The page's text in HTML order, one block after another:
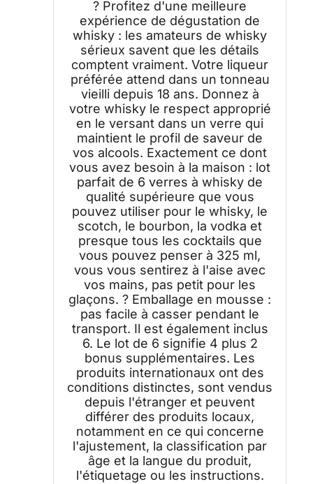
rhum, bar (mixte)
? Profitez d'une meilleure
expérience de dégustation de
whisky : les amateurs de whisky
sérieux savent que les détails
comptent vraiment. Votre liqueur
préférée attend dans un tonneau
vieilli depuis 18 ans. Donnez à
votre whisky le respect approprié
en le versant dans un verre qui
maintient le profil de saveur de
vos alcools. Exactement ce dont
vous avez besoin à la maison : lot
parfait de 6 verres à whisky de
qualité supérieure que vous
pouvez utiliser pour le whisky, le
scotch, le bourbon, la vodka et
presque tous les cocktails que
vous pouvez penser à 325 ml,
vous vous sentirez à l'aise avec
vos mains, pas petit pour les
glaçons. ? Emballage en mousse :
pas facile à casser pendant le
transport. Il est également inclus
6. Le lot de 6 signifie 4 plus 2
bonus supplémentaires. Les
produits internationaux ont des
conditions distinctes, sont vendus
depuis l'étranger et peuvent
différer des produits locaux,
notamment en ce qui concerne
l'ajustement, la classification par
âge et la langue du produit,
l'étiquetage ou les instructions.